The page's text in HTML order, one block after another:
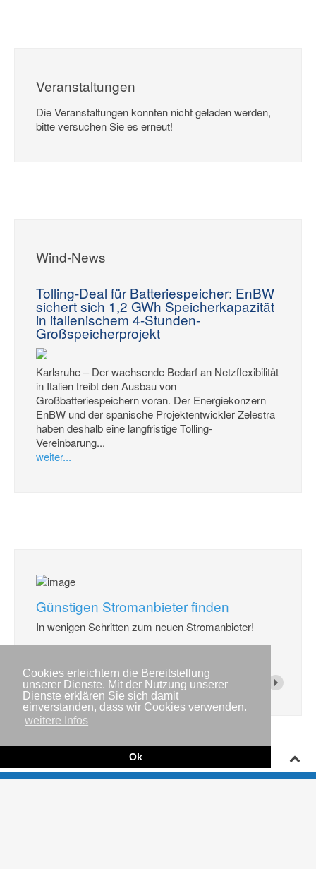
Cookies erleichtern die Bereitstellung
unserer Dienste. Mit der Nutzung unserer
Dienste erklären Sie sich damit
einverstanden, dass wir Cookies verwenden.
weitere Infos
Ok
Veranstaltungen
Die Veranstaltungen konnten nicht geladen werden,
bitte versuchen Sie es erneut!
Wind-News
Tolling-Deal für Batteriespeicher: EnBW
sichert sich 1,2 GWh Speicherkapazität
in italienischem 4-Stunden-
Großspeicherprojekt
Karlsruhe – Der wachsende Bedarf an Netzflexibilität
in Italien treibt den Ausbau von
Großbatteriespeichern voran. Der Energiekonzern
EnBW und der spanische Projektentwickler Zelestra
haben deshalb eine langfristige Tolling-
Vereinbarung...
weiter...
Günstigen Stromanbieter finden
In wenigen Schritten zum neuen Stromanbieter!